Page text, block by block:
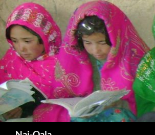
Aller
au
contenu